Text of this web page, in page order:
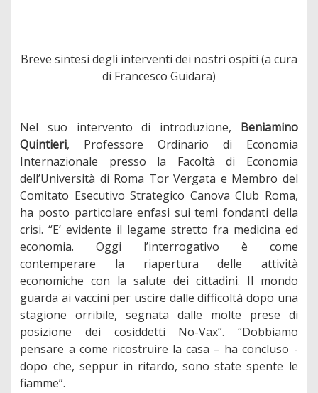
Breve sintesi degli interventi dei nostri ospiti (a cura
di Francesco Guidara)
Nel suo intervento di introduzione, Beniamino
Quintieri, Professore Ordinario di Economia
Internazionale presso la Facoltà di Economia
dell’Università di Roma Tor Vergata e Membro del
Comitato Esecutivo Strategico Canova Club Roma,
ha posto particolare enfasi sui temi fondanti della
crisi. “E’ evidente il legame stretto fra medicina ed
economia. Oggi l’interrogativo è come
contemperare la riapertura delle attività
economiche con la salute dei cittadini. Il mondo
guarda ai vaccini per uscire dalle difficoltà dopo una
stagione orribile, segnata dalle molte prese di
posizione dei cosiddetti No-Vax”. “Dobbiamo
pensare a come ricostruire la casa – ha concluso -
dopo che, seppur in ritardo, sono state spente le
fiamme”.